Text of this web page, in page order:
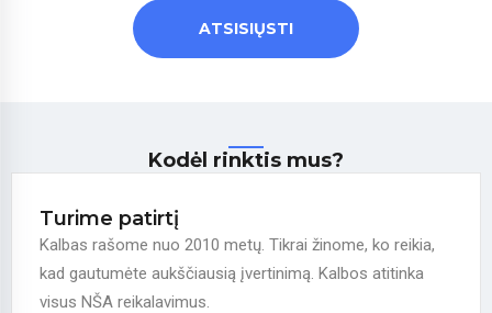
ATSISIŲSTI
Kodėl rinktis mus?
Turime patirtį
Kalbas rašome nuo 2010 metų. Tikrai žinome, ko reikia,
kad gautumėte aukščiausią įvertinimą. Kalbos atitinka
visus NŠA reikalavimus.